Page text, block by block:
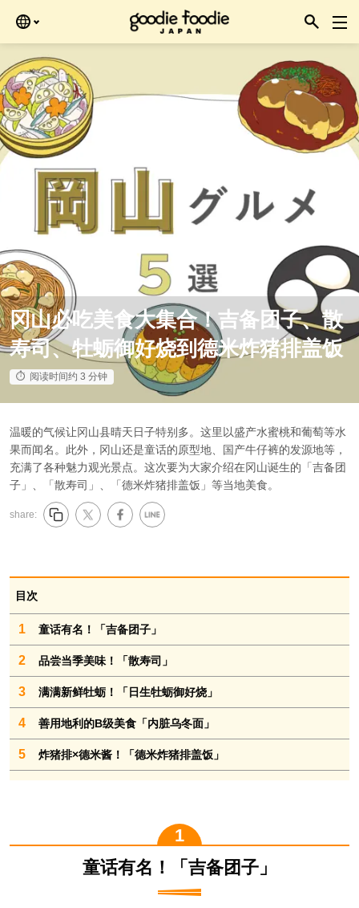
冈山必吃美食大集合！吉备团子、散
寿司、牡蛎御好烧到德米炸猪排盖饭
阅读时间约 3 分钟
温暖的气候让冈山县晴天日子特别多。这里以盛产水蜜桃和葡萄等水
果而闻名。此外，冈山还是童话的原型地、国产牛仔裤的发源地等，
充满了各种魅力观光景点。这次要为大家介绍在冈山诞生的「吉备团
子」、「散寿司」、「德米炸猪排盖饭」等当地美食。
share:
目次
1 童话有名！「吉备团子」
2 品尝当季美味！「散寿司」
3 满满新鲜牡蛎！「日生牡蛎御好烧」
4 善用地利的B级美食「内脏乌冬面」
5 炸猪排×德米酱！「德米炸猪排盖饭」
童话有名！「吉备团子」